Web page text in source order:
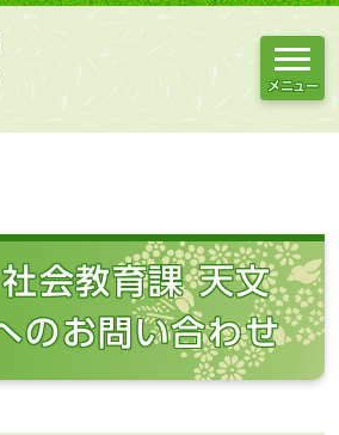
メニュー
社会教育課 天文
のお問い合わせ